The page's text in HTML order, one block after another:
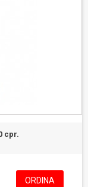
cpr.
ORDINA